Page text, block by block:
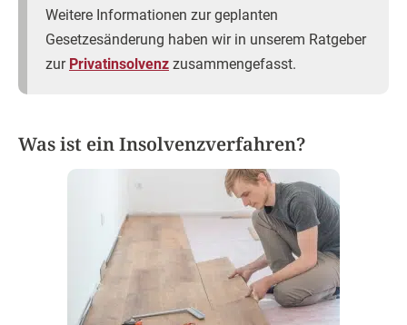
Weitere Informationen zur geplanten
Gesetzesänderung haben wir in unserem Ratgeber
zur Privatinsolvenz zusammengefasst.
Was ist ein Insolvenzverfahren?